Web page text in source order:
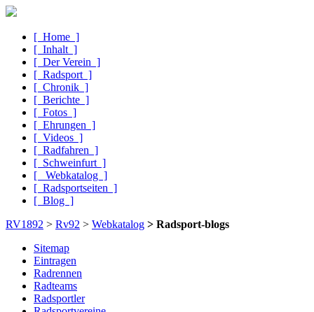
[ Home ]
[ Inhalt ]
[ Der Verein ]
[ Radsport ]
[ Chronik ]
[ Berichte ]
[ Fotos ]
[ Ehrungen ]
[ Videos ]
[ Radfahren ]
[ Schweinfurt ]
[ Webkatalog ]
[ Radsportseiten ]
[ Blog ]
RV1892 > Rv92 > Webkatalog > Radsport-blogs
Sitemap
Eintragen
Radrennen
Radteams
Radsportler